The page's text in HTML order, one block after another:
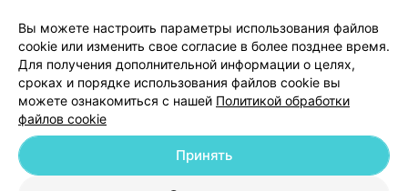
Добавить специалиста
О проекте Новости проекта Размещение рекламы
Вы можете настроить параметры использования файлов
cookie или изменить свое согласие в более позднее время.
Для получения дополнительной информации о целях,
сроках и порядке использования файлов cookie вы
можете ознакомиться с нашей Политикой обработки
файлов cookie
Принять